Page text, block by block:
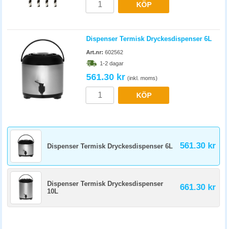
KÖP
Dispenser Termisk Dryckesdispenser 6L
Art.nr: 602562
1-2 dagar
561.30 kr (inkl. moms)
KÖP
Dispenser Termisk Dryckesdispenser 6L 561.30 kr
Dispenser Termisk Dryckesdispenser
10L
661.30 kr